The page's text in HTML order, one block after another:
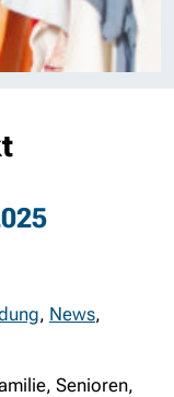
, News,
Senioren,